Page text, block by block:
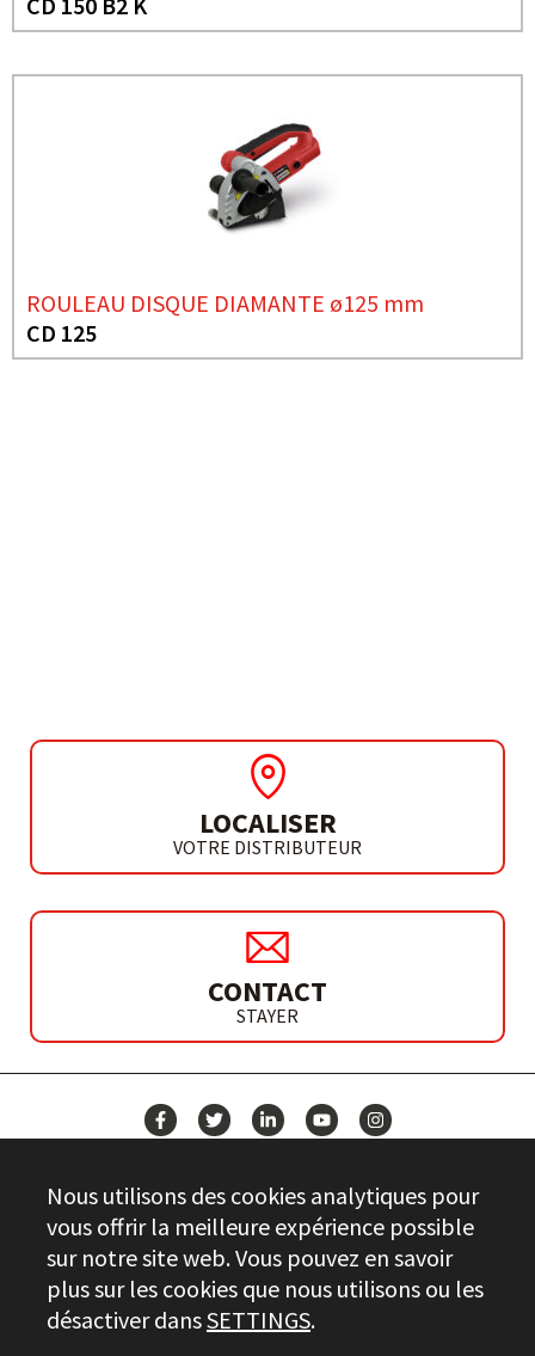
ROULEAU DISQUE DIAMANTE ø125 mm
CD 125
LOCALISER
VOTRE DISTRIBUTEUR
CONTACT
STAYER
CONTACT
Stayer.es © 2026
Nous utilisons des cookies analytiques pour
vous offrir la meilleure expérience possible
sur notre site web. Vous pouvez en savoir
plus sur les cookies que nous utilisons ou les
désactiver dansSETTINGS.